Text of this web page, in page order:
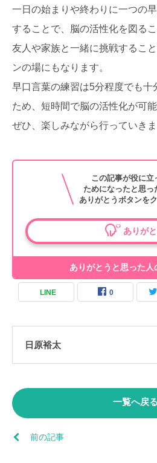
一日の始まりや終わりに一つの
することで、脳の活性化を図るこ
友人や家族と一緒に挑戦するこ
ンの場にもなります。
早口言葉の練習は5分程度でも十
ため、短時間で脳の活性化が可能
ぜひ、楽しみながら行っていきま
この記事が役に立
ためになったと思っ
ありがとうボタンを
ありが
ありがとうと思った人
LINE 0
日原裕太
一覧へ戻る
前の記事